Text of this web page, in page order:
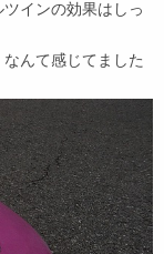
インの効果はしっ
なんて感じてました